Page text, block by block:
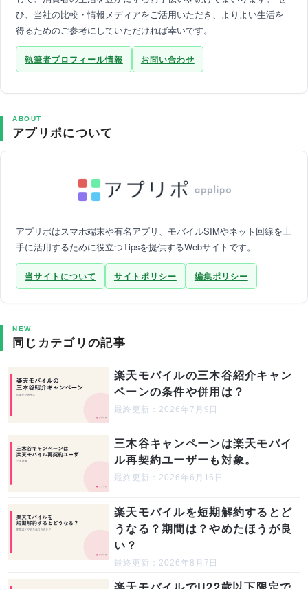
ひ、当社の比較・情報メディアをご活用いただき、よりよい生活を
得るためのご参考にしていただければ幸いです。
執筆者プロフィール情報 お問い合わせ
ABOUT
アプリポについて
アプリポはスマホ端末や有名アプリ、モバイルSIMやネット回線を上
手に活用するために役立つTipsを提供するWebサイトです。
当サイトについて サイトポリシー 編集ポリシー
NEW
同じカテゴリの記事
楽天モバイルの三木谷紹介キャン
ペーンの条件や併用は？
最終更新：2026年7月9日
三木谷キャンペーンは楽天モバイ
ル再契約ユーザーも対象。
最終更新：2026年6月16日
楽天モバイルを短期解約するとど
うなる？期間は？やめたほうが良
い？
最終更新：2026年8月7日